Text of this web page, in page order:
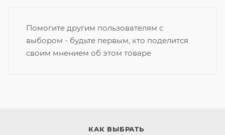
Помогите другим пользователям с
выбором - будьте первым, кто поделится
своим мнением об этом товаре
КАК ВЫБРАТЬ